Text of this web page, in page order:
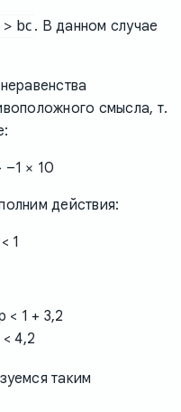
> bc. В данном случае
смысла, т.
–1 × 10
действия:
1
< 1 + 3,2
4,2
таким